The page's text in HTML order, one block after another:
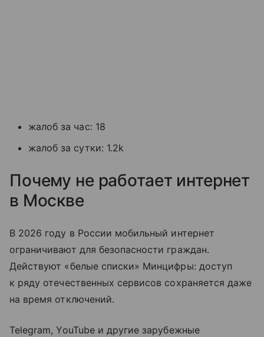
жалоб за час: 18
жалоб за сутки: 1.2k
Почему не работает интернет
в Москве
В 2026 году в России мобильный интернет
ограничивают для безопасности граждан.
Действуют «белые списки» Минцифры: доступ
к ряду отечественных сервисов сохраняется даже
на время отключений.
Telegram, YouTube и другие зарубежные